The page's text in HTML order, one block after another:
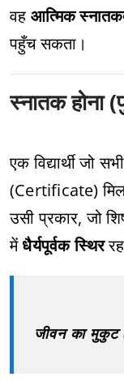
वह आत्मिक
पहुँच सकता।
स्नातक होना
एक विद्यार्थी जो
(Certificate)
उसी प्रकार, जो
मेंधैर्यपूर्वक स्थिर
जीवन का